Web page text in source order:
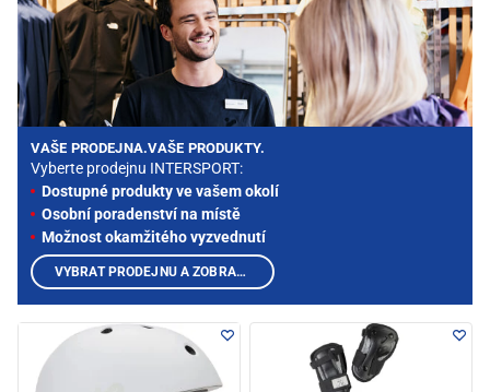
VAŠE PRODEJNA.VAŠE PRODUKTY.
Vyberte prodejnu INTERSPORT:
Dostupné produkty ve vašem okolí
Osobní poradenství na místě
Možnost okamžitého vyzvednutí
VYBRAT PRODEJNU A ZOBRAZIT PRODUKTY